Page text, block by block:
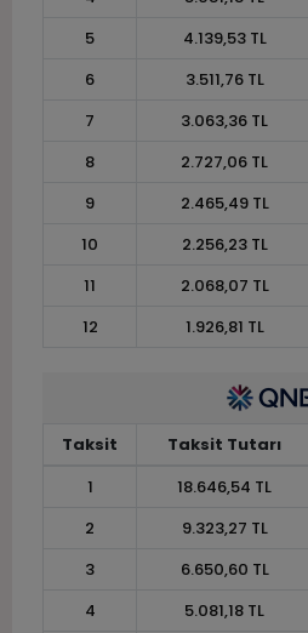
5
4.139,53 TL
6
3.511,76 TL
7
3.063,36 TL
8
2.727,06 TL
9
2.465,49 TL
10
2.256,23 TL
11
2.068,07 TL
12
1.926,81 TL
Taksit Taksit Tutarı
1
18.646,54 TL
2
9.323,27 TL
3
6.650,60 TL
4
5.081,18 TL